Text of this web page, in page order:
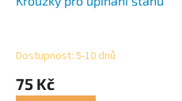
Dostupnost: 5-10 dnů
75 Kč